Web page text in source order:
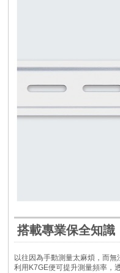
搭載專業保全知識
以往因為手動測量太麻煩，而
利用K7GE便可提升測量頻率，